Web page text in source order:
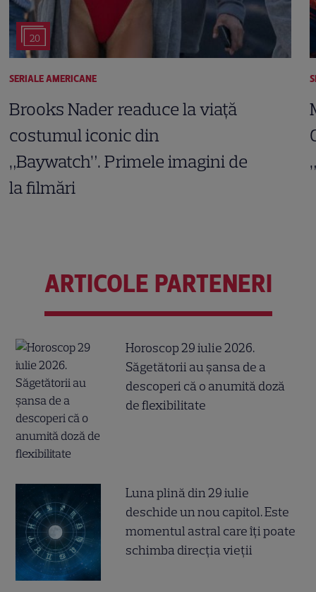
20
SERIALE AMERICANE
Brooks Nader readuce la viață
costumul iconic din
„Baywatch”. Primele imagini de
la filmări
ARTICOLE PARTENERI
Horoscop 29 iulie 2026.
Săgetătorii au șansa de a
descoperi că o anumită doză
de flexibilitate
Luna plină din 29 iulie
deschide un nou capitol. Este
momentul astral care îți poate
schimba direcția vieții